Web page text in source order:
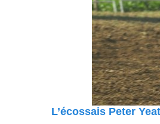
L’écossais Peter